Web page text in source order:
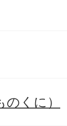
くに）